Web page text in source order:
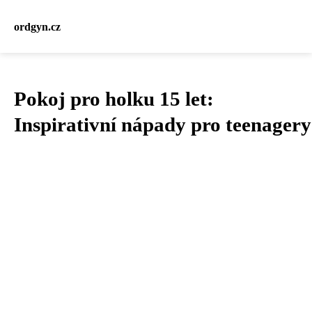
ordgyn.cz
Pokoj pro holku 15 let:
Inspirativní nápady pro teenagery